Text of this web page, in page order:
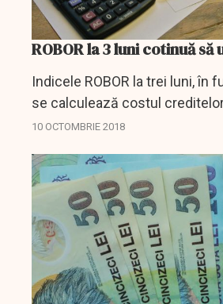
ROBOR la 3 luni cotinuă să
Indicele ROBOR la trei luni, în
se calculează costul
lei cu dobânda variabilă, a
10 OCTOMBRIE 2018